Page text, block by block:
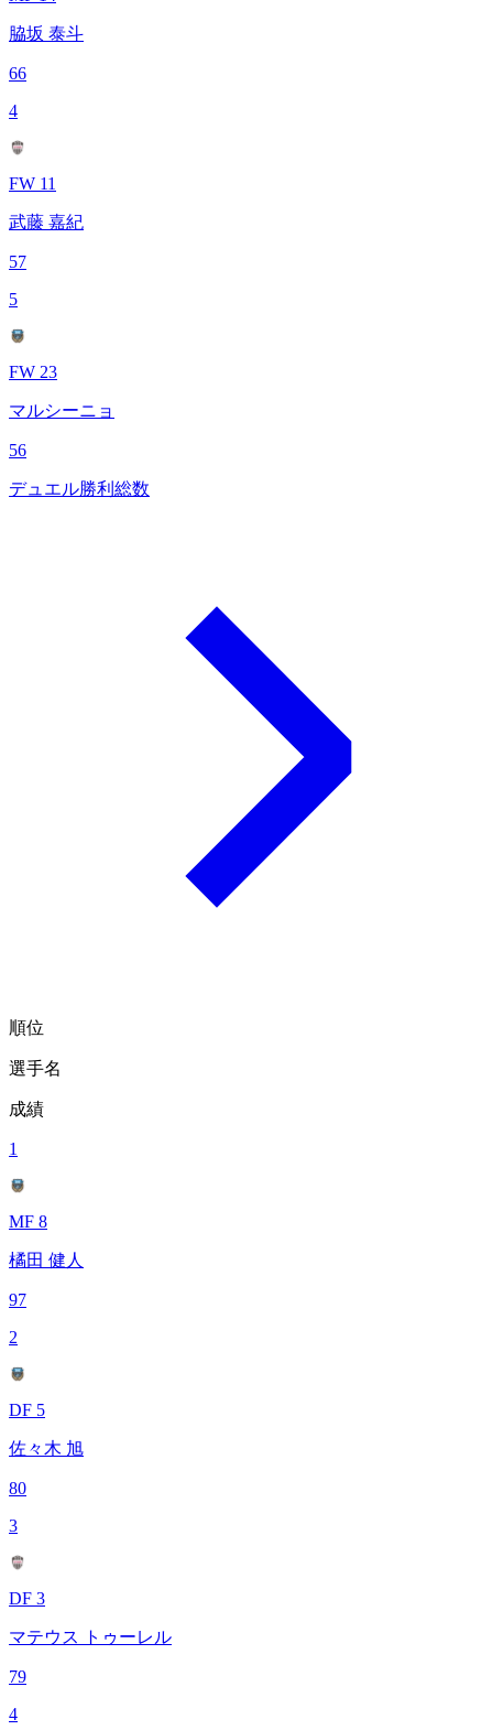
脇坂 泰斗
66
4
FW 11
武藤 嘉紀
57
5
FW 23
マルシーニョ
56
デュエル勝利総数
順位
選手名
成績
1
MF 8
橘田 健人
97
2
DF 5
佐々木 旭
80
3
DF 3
マテウス トゥーレル
79
4